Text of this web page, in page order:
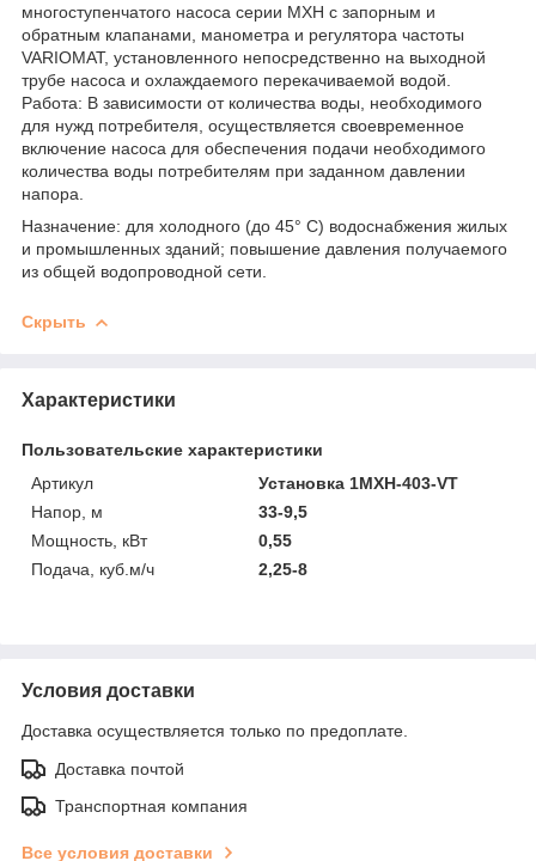
многоступенчатого насоса серии MXH с запорным и
обратным клапанами, манометра и регулятора частоты
VARIOMAT, установленного непосредственно на выходной
трубе насоса и охлаждаемого перекачиваемой водой.
Работа: В зависимости от количества воды, необходимого
для нужд потребителя, осуществляется своевременное
включение насоса для обеспечения подачи необходимого
количества воды потребителям при заданном давлении
напора.
Назначение: для холодного (до 45° С) водоснабжения жилых
и промышленных зданий; повышение давления получаемого
из общей водопроводной сети.
Скрыть
Характеристики
Пользовательские характеристики
Артикул
Установка 1MXH-403-VT
Напор, м
33-9,5
Мощность, кВт
0,55
Подача, куб.м/ч
2,25-8
Условия доставки
Доставка осуществляется только по предоплате.
Доставка почтой
Транспортная компания
Все условия доставки